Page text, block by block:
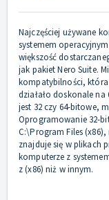
Najczęściej używane
systemem
większość
jak pakiet Nero Suite.
kompatybilności,
działało doskonale
jest 32 czy 64-bitowe,
Oprogramowanie 32-
C:\Program Files
znajduje się w plikach
komputerze z
z (x86) niż w innym.